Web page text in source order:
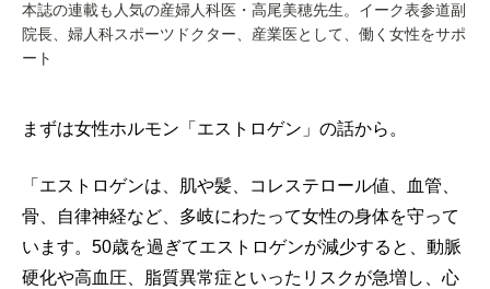
本誌の連載も人気の産婦人科医・高尾美穂先生。イーク表参道副
院長、婦人科スポーツドクター、産業医として、働く女性をサポ
ート
まずは女性ホルモン「エストロゲン」の話から。
「エストロゲンは、肌や髪、コレステロール値、血管、
骨、自律神経など、多岐にわたって女性の身体を守って
います。50歳を過ぎてエストロゲンが減少すると、動脈
硬化や高血圧、脂質異常症といったリスクが急増し、心